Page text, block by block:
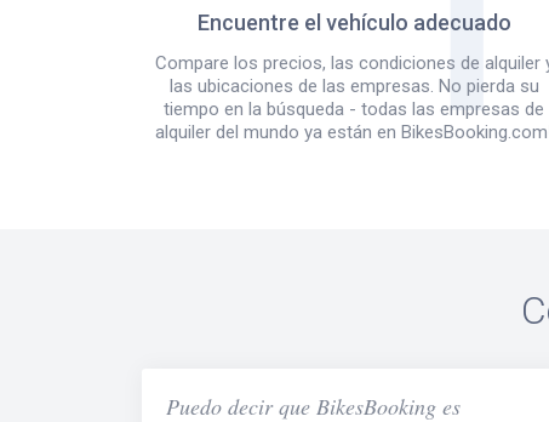
Encuentre el vehículo adecuado
Compare los precios, las condiciones de alquiler
las ubicaciones de las empresas. No pierda su
tiempo en la búsqueda - todas las empresas de
alquiler del mundo ya están en
Puedo decir que BikesBooking es